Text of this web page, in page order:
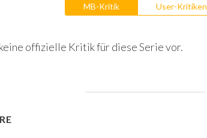
MB-Kritik User-Kritiken
offizielle Kritik für diese Serie vor.